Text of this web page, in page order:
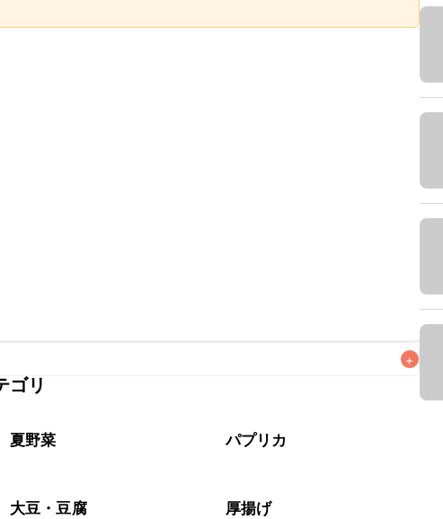
+
す。なるべくお早めにお召し上がりください。
ゴリ
夏野菜 パプリカ
大豆・豆腐 厚揚げ